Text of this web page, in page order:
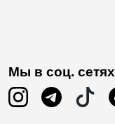
Мы в соц. сетях